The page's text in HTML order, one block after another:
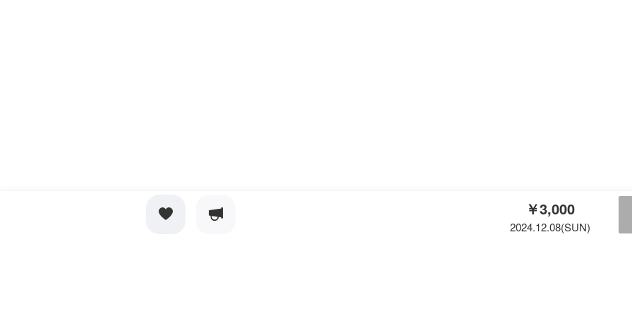
￥3,000
2024.12.08(SUN)